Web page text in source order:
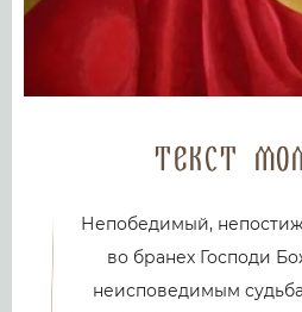
Текст
Непобедимый,
во бранех Господи
неисповедимым